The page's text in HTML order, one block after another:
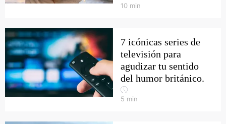
10 min
7 icónicas series de
televisión para
agudizar tu sentido
del humor británico.
5 min